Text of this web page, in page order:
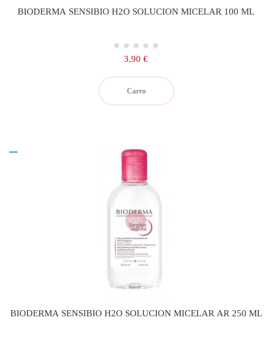
BIODERMA SENSIBIO H2O SOLUCION MICELAR 100 ML
Precio
3,90 €
Carro
BIODERMA SENSIBIO H2O SOLUCION MICELAR AR 250 ML